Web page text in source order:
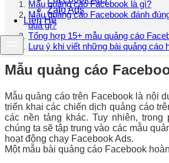
Zalo Ads
Liên Hệ
Mẫu quảng cáo Facebook là gì?
Mẫu quảng cáo Facebook đánh
quả gì?
Tổng hợp 15+ mẫu quảng cáo
Lưu ý khi viết những bài quảng cáo
Mẫu quảng cáo
Mẫu quảng cáo trên Facebook là nội
triển khai các chiến dịch quảng cáo
các nền tảng khác. Tuy nhiên, trong
chúng ta sẽ tập trung vào các mẫu
hoạt động chạy Facebook Ads.
Một mẫu bài quảng cáo Facebook